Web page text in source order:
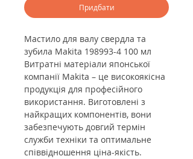
Придбати
Мастило для валу свердла та
зубила Makita 198993-4 100 мл
Витратні матеріали японської
компанії Makita – це високоякісна
продукція для професійного
використання. Виготовлені з
найкращих компонентів, вони
забезпечують довгий термін
служби техніки та оптимальне
співвідношення ціна-якість.